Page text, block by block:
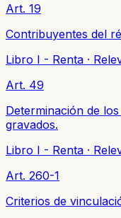
Art. 19
Contribuyentes del
Libro I - Renta ·
Art. 49
Determinación de
gravados.
Libro I - Renta ·
Art. 260-1
Criterios de